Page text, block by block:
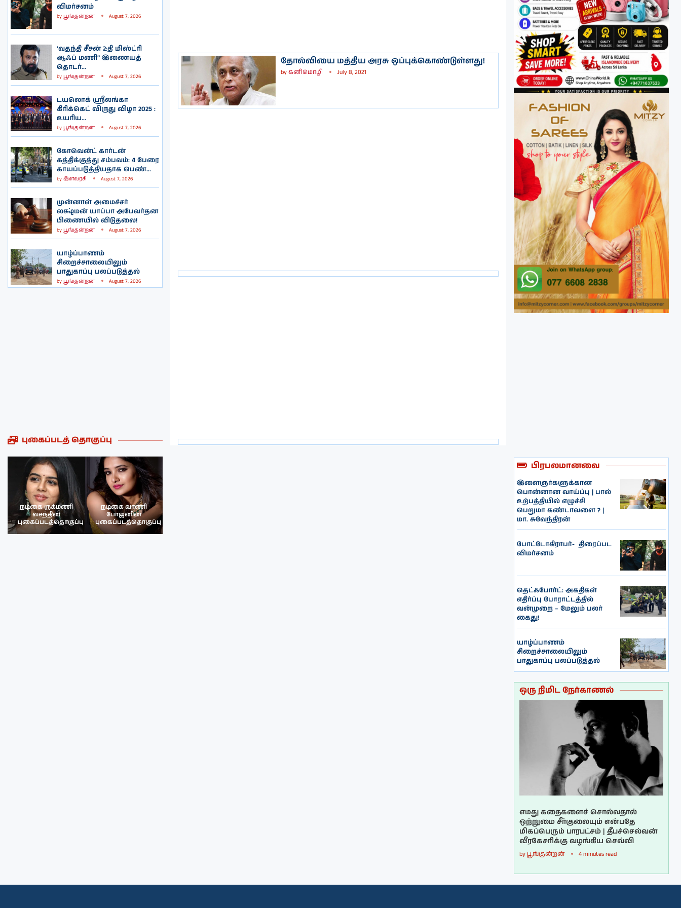
விமர்சனம்
by பூங்குன்றன் August 7, 2026
‘வதந்தி சீசன் 2:தி மிஸ்ட்ரி
ஆஃப் மணி” இணையத்
தொடர்...
by பூங்குன்றன் August 7, 2026
டயலொக் ஸ்ரீலங்கா
கிரிக்கெட் விருது விழா 2025 :
உயரிய...
by பூங்குன்றன் August 7, 2026
கோவென்ட் கார்டன்
கத்திக்குத்து சம்பவம்: 4 பேரை
காயப்படுத்தியதாக பெண்...
by இளவரசி August 7, 2026
முன்னாள் அமைச்சர்
லக்ஷ்மன் யாப்பா அபேவர்தன
பிணையில் விடுதலை!
by பூங்குன்றன் August 7, 2026
யாழ்ப்பாணம்
சிறைச்சாலையிலும்
பாதுகாப்பு பலப்படுத்தல்
by பூங்குன்றன் August 7, 2026
புகைப்படத் தொகுப்பு
நடிகை ருக்மணி
வசந்தின்
புகைப்படத்தொகுப்பு
நடிகை வாணி
போஜனின்
புகைப்படத்தொகுப்பு
தோல்வியை மத்திய அரசு ஒப்புக்கொண்டுள்ளது!
byகனிமொழி July 8, 2021
பிரபலமானவை
இளைஞர்களுக்கான
பொன்னான வாய்ப்பு | பால்
உற்பத்தியில் எழுச்சி
பெறுமா கண்டாவளை ? |
மா. சுவேந்திரன்
போட்டோகிராபர்- ‌ திரைப்பட
விமர்சனம்
தெட்ஃபோர்ட்: அகதிகள்
எதிர்ப்பு போராட்டத்தில்
வன்முறை – மேலும் பலர்
கைது!
யாழ்ப்பாணம்
சிறைச்சாலையிலும்
பாதுகாப்பு பலப்படுத்தல்
ஒரு நிமிட நேர்காணல்
எமது கதைகளைச் சொல்வதால்
ஒற்றுமை சீர்குலையும் என்பதே
மிகப்பெரும் பாரபட்சம் | தீபச்செல்வன்
வீரகேசரிக்கு வழங்கிய செவ்வி
by பூங்குன்றன் 4 minutes read